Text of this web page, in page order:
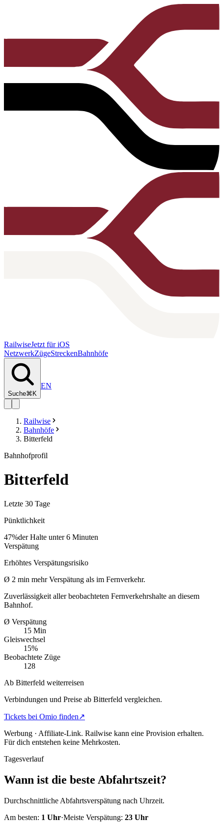
RailwiseJetzt für iOS
NetzwerkZügeStreckenBahnhöfe
Suche⌘K
EN
Railwise
Bahnhöfe
Bitterfeld
Bahnhofprofil
Bitterfeld
Letzte 30 Tage
Pünktlichkeit
47%der Halte unter 6 Minuten
Verspätung
Erhöhtes Verspätungsrisiko
Ø 2 min mehr Verspätung als im Fernverkehr.
Zuverlässigkeit aller beobachteten Fernverkehrshalte an diesem
Bahnhof.
Ø Verspätung
15 Min
Gleiswechsel
15%
Beobachtete Züge
128
Ab Bitterfeld weiterreisen
Verbindungen und Preise ab Bitterfeld vergleichen.
Tickets bei Omio finden↗
Werbung · Affiliate-Link. Railwise kann eine Provision erhalten.
Für dich entstehen keine Mehrkosten.
Tagesverlauf
Wann ist die beste Abfahrtszeit?
Durchschnittliche Abfahrtsverspätung nach Uhrzeit.
Am besten: 1 Uhr·Meiste Verspätung: 23 Uhr